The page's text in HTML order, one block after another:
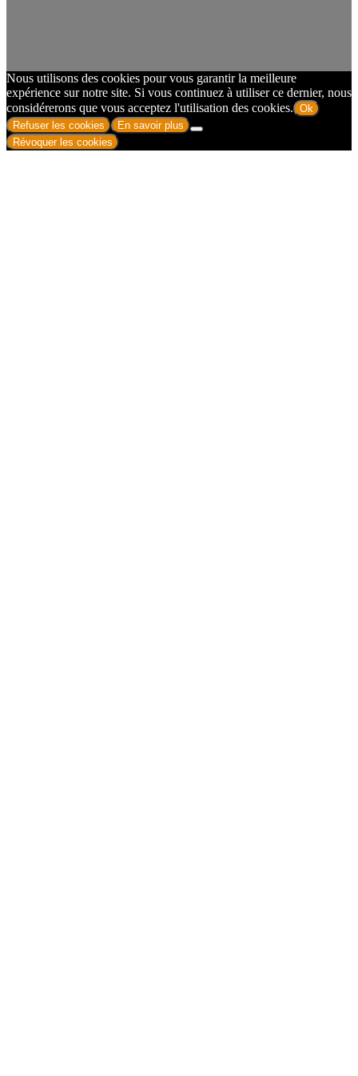
Nous utilisons des cookies pour vous garantir la meilleure
expérience sur notre site. Si vous continuez à utiliser ce dernier, nous
considérerons que vous acceptez l'utilisation des cookies. Ok
Refuser les cookies
En savoir plus
Révoquer les cookies